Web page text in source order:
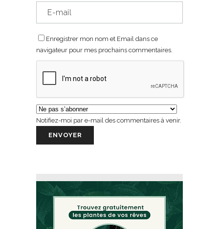
Enregistrer mon nom et Email dans ce
navigateur pour mes prochains commentaires.
Notifiez-moi par e-mail des commentaires à venir.